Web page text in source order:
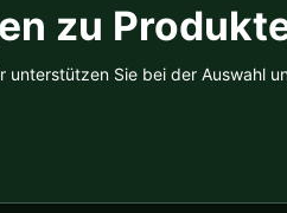
zu
unterstützen Sie bei der Auswahl